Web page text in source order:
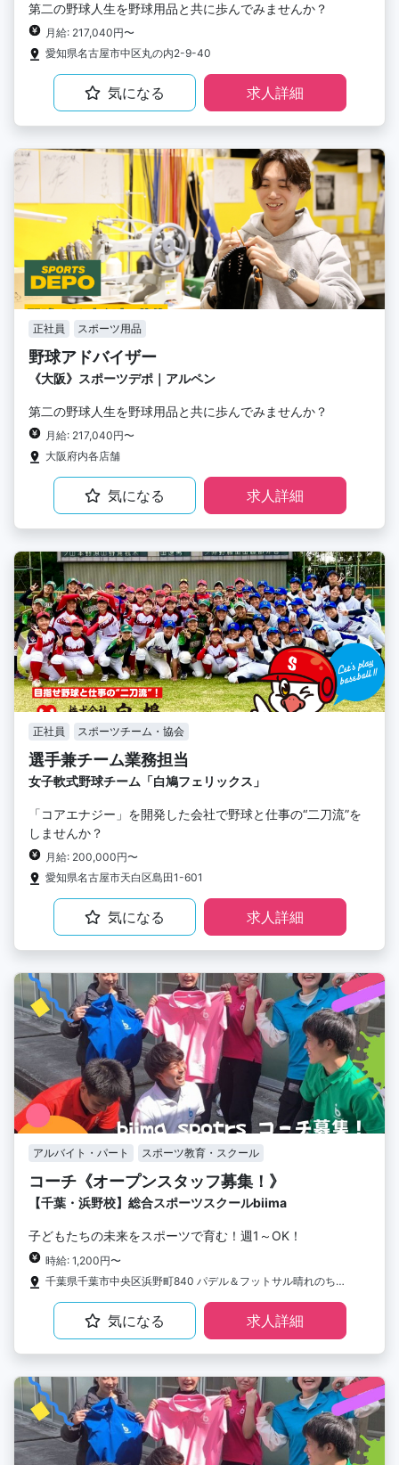
第二の野球人生を野球用品と共に歩んでみませんか？
月給: 217,040円〜
愛知県名古屋市中区丸の内2-9-40
気になる 求人詳細
正社員 スポーツ用品
野球アドバイザー
《大阪》スポーツデポ｜アルペン
第二の野球人生を野球用品と共に歩んでみませんか？
月給: 217,040円〜
大阪府内各店舗
気になる 求人詳細
正社員 スポーツチーム・協会
選手兼チーム業務担当
女子軟式野球チーム「白鳩フェリックス」
「コアエナジー」を開発した会社で野球と仕事の“二刀流”を
しませんか？
月給: 200,000円〜
愛知県名古屋市天白区島田1-601
気になる 求人詳細
アルバイト・パート スポーツ教育・スクール
コーチ《オープンスタッフ募集！》
【千葉・浜野校】総合スポーツスクールbiima
子どもたちの未来をスポーツで育む！週1～OK！
時給: 1,200円〜
千葉県千葉市中央区浜野町840 パデル＆フットサル晴れのち晴れ（屋内）
気になる 求人詳細